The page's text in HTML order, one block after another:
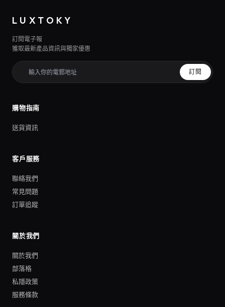
LUXTOKY
訂閱電子報
獲取最新產品資訊與獨家優惠
訂閱
購物指南
送貨資訊
客戶服務
聯絡我們
常見問題
訂單追蹤
關於我們
關於我們
部落格
私隱政策
服務條款